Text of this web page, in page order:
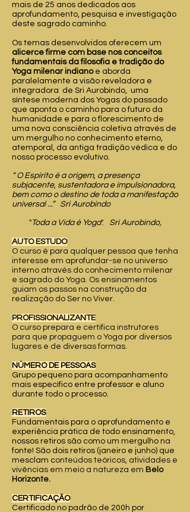
mais de 25 anos dedicados aos
aprofundamento, pesquisa e investigação
deste sagrado caminho.
Os temas desenvolvidos oferecem um
alicerce firme com base nos conceitos
fundamentais da filosofia e tradição do
Yoga milenar indianoe aborda
paralelamente a visão reveladora e
integradora de Sri Aurobindo, uma
síntese moderna dos Yogas do passado
que aponta o caminho para o futuro da
humanidade e para o florescimento de
uma nova consciência coletiva através de
um mergulho no conhecimento eterno,
atemporal, da antiga tradição védica e do
nosso processo evolutivo.
“ O Espirito é a origem, a presença
subjacente, sustentadora e impulsionadora,
bem como o destino de toda a manifestação
universal ...” Sri Aurobindo
"Toda a Vida é Yoga". Sri Aurobindo,
AUTO ESTUDO
O curso é para qualquer pessoa que tenha
interesse em aprofundar-se no universo
interno através do conhecimento milenar
e sagrado do Yoga. Os ensinamentos
guiam os passos na construção da
realização do Ser no Viver.
PROFISSIONALIZANTE
O curso prepara e certifica instrutores
para que propaguem o Yoga por diversos
lugares e de diversas formas.
NÚMERO DE PESSOAS
Grupo pequeno para acompanhamento
mais específico entre professor e aluno
durante todo o processo.
RETIROS
Fundamentais para o aprofundamento e
experiência prática de todo ensinamento,
nossos retiros são como um mergulho na
fonte! São dois retiros (janeiro e junho) que
mesclam conteúdos teóricos, atividades e
vivências em meio a natureza em Belo
Horizonte.
CERTIFICAÇÃO
Certificado no padrão de 200h por